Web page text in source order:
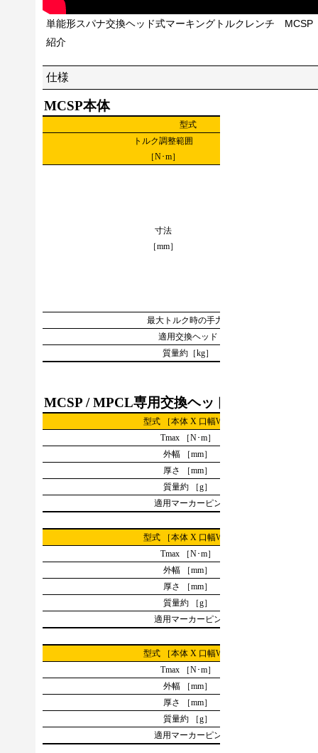
単能形スパナ交換ヘッド式マーキングトルクレンチ
紹介
仕様
MCSP本体
型式
トルク調整範囲
［N･m］
寸法
［mm］
最大トルク時の手力P
適用交換ヘッド
質量約［kg］
MCSP / MPCL専用交換ヘッド
型式 ［本体 X 口幅W］
Tmax ［N･m］
外幅 ［mm］
厚さ ［mm］
質量約 ［g］
適用マーカーピン
型式 ［本体 X 口幅W］
Tmax ［N･m］
外幅 ［mm］
厚さ ［mm］
質量約 ［g］
適用マーカーピン
型式 ［本体 X 口幅W］
Tmax ［N･m］
外幅 ［mm］
厚さ ［mm］
質量約 ［g］
適用マーカーピン